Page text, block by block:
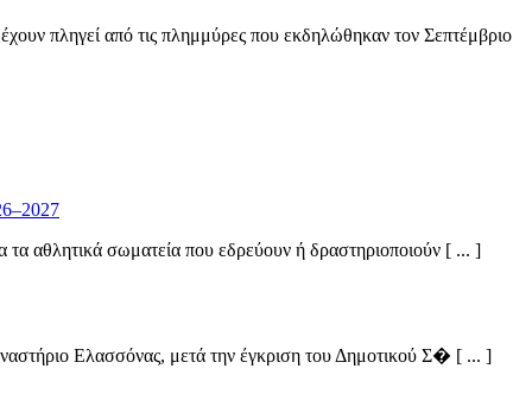
πληγεί από τις πλημμύρες που εκδηλώθηκαν τον Σεπτέμβριο
αθλητικά σωματεία που εδρεύουν ή δραστηριοποιούν [ ... ]
Ελασσόνας, μετά την έγκριση του Δημοτικού Σ� [ ... ]